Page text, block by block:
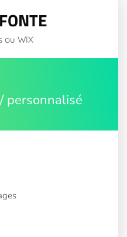
ou WIX
/ personnalisé